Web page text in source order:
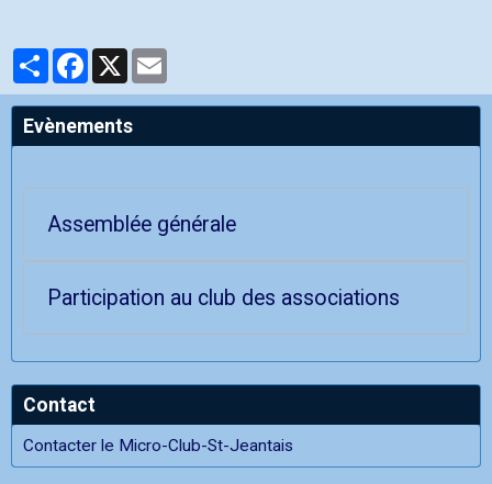
PartagerFacebook
X
Evènements
Assemblée générale
Participation au club des associations
Contact
Contacter le Micro-Club-St-Jeantais